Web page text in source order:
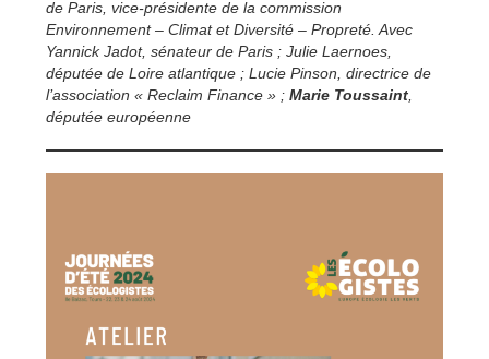
de Paris, vice-présidente de la commission
Environnement – Climat et Diversité – Propreté. Avec
Yannick Jadot, sénateur de Paris ; Julie Laernoes,
députée de Loire atlantique ; Lucie Pinson, directrice de
l’association « Reclaim Finance » ; Marie Toussaint
députée européenne